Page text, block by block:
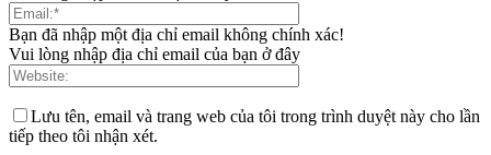
Bạn đã nhập một địa chỉ email không chính xác!
Vui lòng nhập địa chỉ email của bạn ở đây
Lưu tên, email và trang web của tôi trong trình duyệt này cho lần
tiếp theo tôi nhận xét.